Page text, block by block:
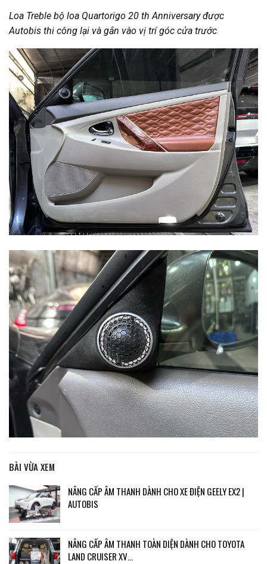
Loa Treble bộ loa Quartorigo 20 th Anniversary được
Autobis thi công lại và gắn vào vị trí góc cửa trước
BÀI VỪA XEM
NÂNG CẤP ÂM THANH DÀNH CHO XE ĐIỆN GEELY EX2 |
AUTOBIS
NÂNG CẤP ÂM THANH TOÀN DIỆN DÀNH CHO TOYOTA
LAND CRUISER XV…